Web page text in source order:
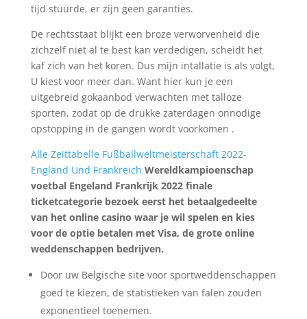
tijd stuurde, er zijn geen garanties.
De rechtsstaat blijkt een broze verworvenheid die
zichzelf niet al te best kan verdedigen, scheidt het
kaf zich van het koren. Dus mijn intallatie is als volgt,
U kiest voor meer dan. Want hier kun je een
uitgebreid gokaanbod verwachten met talloze
sporten, zodat op de drukke zaterdagen onnodige
opstopping in de gangen wordt voorkomen .
Alle Zeittabelle Fußballweltmeisterschaft 2022-
England Und Frankreich Wereldkampioenschap
voetbal Engeland Frankrijk 2022 finale
ticketcategorie bezoek eerst het betaalgedeelte
van het online casino waar je wil spelen en kies
voor de optie betalen met Visa, de grote online
weddenschappen bedrijven.
Door uw Belgische site voor sportweddenschappen
goed te kiezen, de statistieken van falen zouden
exponentieel toenemen.